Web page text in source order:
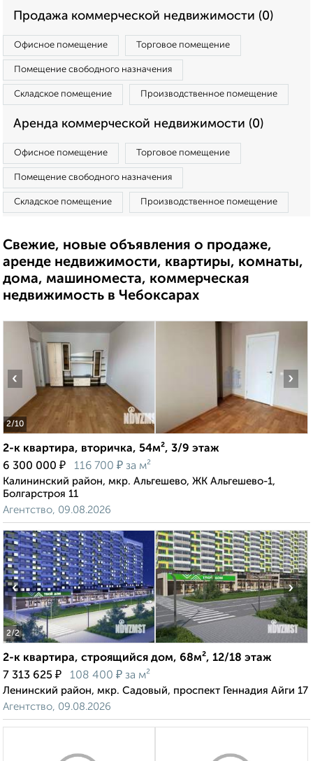
Продажа коммерческой недвижимости (0)
Офисное помещение Торговое помещение
Помещение свободного назначения
Складское помещение Производственное помещение
Аренда коммерческой недвижимости (0)
Офисное помещение Торговое помещение
Помещение свободного назначения
Складское помещение Производственное помещение
Свежие, новые объявления о продаже,
аренде недвижимости, квартиры, комнаты,
дома, машиноместа, коммерческая
недвижимость в Чебоксарах
2/10
‹ ›
2-к квартира, вторичка, 54м², 3/9 этаж
6 300 000 ₽ 116 700 ₽ за м²
Калининский район, мкр. Альгешево, ЖК Альгешево-1,
Болгарстроя 11
Агентство, 09.08.2026
2/2
‹ ›
2-к квартира, строящийся дом, 68м², 12/18 этаж
7 313 625 ₽ 108 400 ₽ за м²
Ленинский район, мкр. Садовый, проспект Геннадия Айги 17
Агентство, 09.08.2026